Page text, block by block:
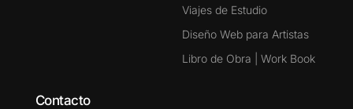
Viajes de Estudio
Diseño Web para Artistas
Libro de Obra | Work Book
Contacto